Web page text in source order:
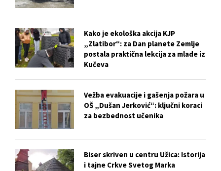
Kako je ekološka akcija KJP
„Zlatibor“: za Dan planete Zemlje
postala praktična lekcija za mlade iz
Kučeva
Vežba evakuacije i gašenja požara u
OŠ „Dušan Jerković“: ključni koraci
za bezbednost učenika
Biser skriven u centru Užica: Istorija
i tajne Crkve Svetog Marka